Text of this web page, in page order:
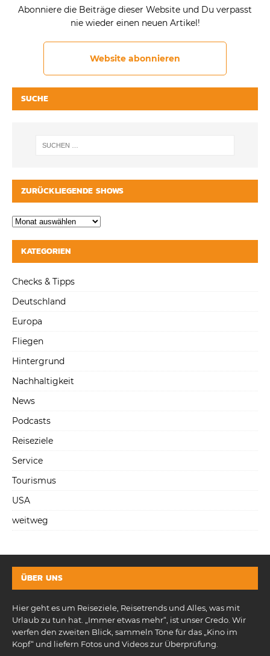
Abonniere die Beiträge dieser Website und Du verpasst
nie wieder einen neuen Artikel!
Website abonnieren
SUCHE
ZURÜCKLIEGENDE SHOWS
KATEGORIEN
Checks & Tipps
Deutschland
Europa
Fliegen
Hintergrund
Nachhaltigkeit
News
Podcasts
Reiseziele
Service
Tourismus
USA
weitweg
ÜBER UNS
Hier geht es um Reiseziele, Reisetrends und Alles, was mit
Urlaub zu tun hat. „Immer etwas mehr“, ist unser Credo. Wir
werfen den zweiten Blick, sammeln Töne für das „Kino im
Kopf“ und liefern Fotos und Videos zur Überprüfung.